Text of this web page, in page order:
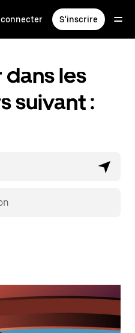
connecter S'inscrire
dans les
suivant :